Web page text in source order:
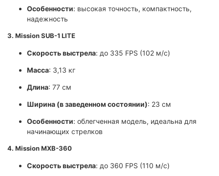
Особенности: высокая точность, компактность,
надежность
3. Mission SUB-1 LITE
Скорость выстрела: до 335 FPS (102 м/с)
Масса: 3,13 кг
Длина: 77 см
Ширина (в заведенном состоянии): 23 см
Особенности: облегченная модель, идеальна для
начинающих стрелков
4. Mission MXB-360
Скорость выстрела: до 360 FPS (110 м/с)